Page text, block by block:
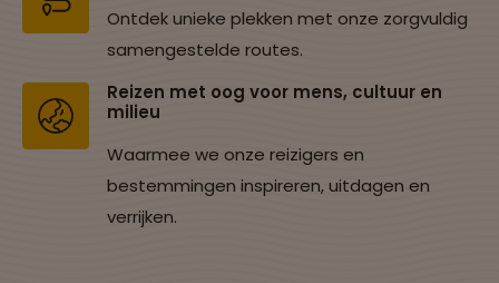
Ontdek unieke plekken met onze zorgvuldig
samengestelde routes.
Reizen met oog voor mens, cultuur en
milieu
Waarmee we onze reizigers en
bestemmingen inspireren, uitdagen en
verrijken.